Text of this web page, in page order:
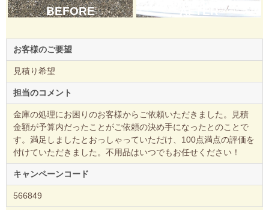
BEFORE AFTER
お客様のご要望
見積り希望
担当のコメント
金庫の処理にお困りのお客様からご依頼いただきました。見積
金額が予算内だったことがご依頼の決め手になったとのことで
す。満足しましたとおっしゃっていただけ、100点満点の評価を
付けていただきました。不用品はいつでもお任せください！
キャンペーンコード
566849